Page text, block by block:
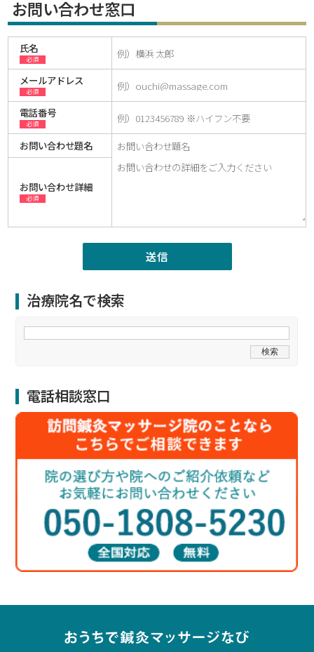
お問い合わせ窓口
氏名
必須
メールアドレス
必須
電話番号
必須
お問い合わせ題名
お問い合わせ詳細
必須
治療院名で検索
電話相談窓口